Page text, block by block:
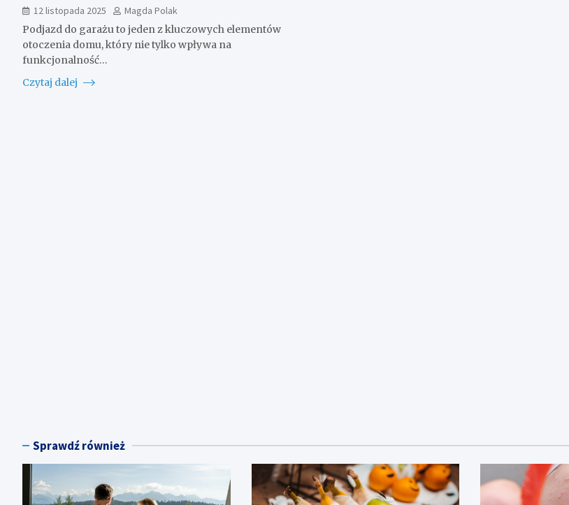
12 listopada 2025
Magda Polak
Podjazd do garażu to jeden z kluczowych elementów
otoczenia domu, który nie tylko wpływa na
funkcjonalność…
Czytaj dalej
Sprawdź również